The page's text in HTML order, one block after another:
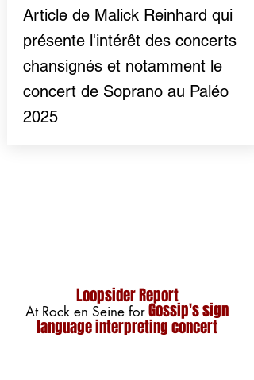
Article de Malick Reinhard qui
présente l'intérêt des concerts
chansignés et notamment le
concert de Soprano au Paléo
2025
Loopsider Report
At Rock en Seine forGossip's sign
language interpreting concert